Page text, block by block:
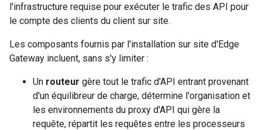
l'infrastructure requise pour exécuter le trafic des API pour
le compte des clients du client sur site.
Les composants fournis par l'installation sur site d'Edge
Gateway incluent, sans s'y limiter :
Un routeur gère tout le trafic d'API entrant provenant
d'un équilibreur de charge, détermine l'organisation et
les environnements du proxy d'API qui gère la
requête, répartit les requêtes entre les processeurs